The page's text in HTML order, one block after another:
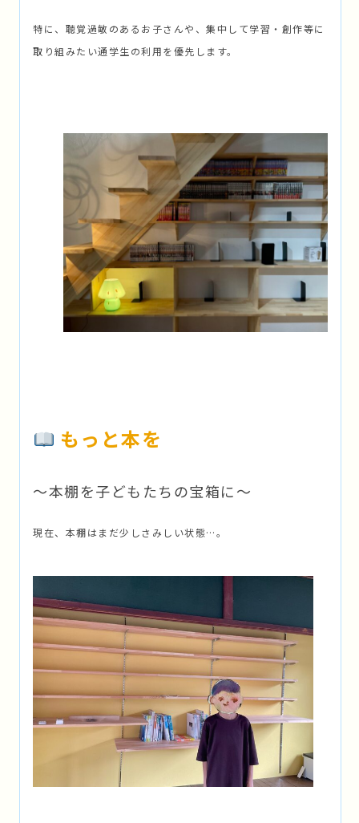
特に、聴覚過敏のあるお子さんや、集中して学習・創作等に
取り組みたい通学生の利用を優先します。
もっと本を
〜本棚を子どもたちの宝箱に〜
現在、本棚はまだ少しさみしい状態…。